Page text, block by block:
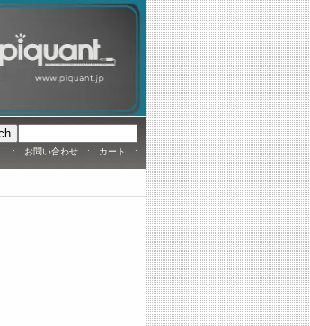
: お問い合わせ : カート :